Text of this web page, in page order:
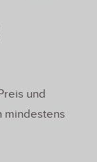
und
mindestens